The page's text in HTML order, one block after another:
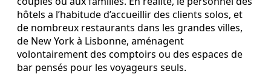
hôtels a l’habitude d’accueillir des clients solos, et
de nombreux restaurants dans les grandes villes,
de New York à Lisbonne, aménagent
volontairement des comptoirs ou des espaces de
bar pensés pour les voyageurs seuls.